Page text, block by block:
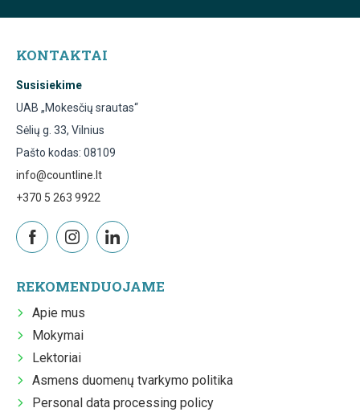
KONTAKTAI
Susisiekime
UAB „Mokesčių srautas“
Sėlių g. 33, Vilnius
Pašto kodas: 08109
info@countline.lt
+370 5 263 9922
REKOMENDUOJAME
Apie mus
Mokymai
Lektoriai
Asmens duomenų tvarkymo politika
Personal data processing policy